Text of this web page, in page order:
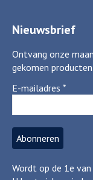
Nieuwsbrief
Ontvang onze
gekomen producten.
E-mailadres *
Wordt op de 1e